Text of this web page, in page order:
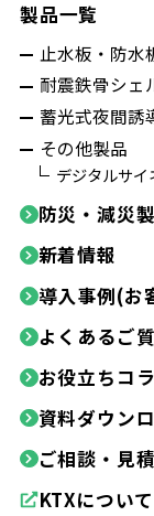
製品一覧
止水板・防水
耐震鉄骨シェ
蓄光式夜間誘
その他製品
デジタルサイ
防災・減災
新着情報
導入事例(お
よくあるご
お役立ちコ
資料ダウン
ご相談・見
KTXについて